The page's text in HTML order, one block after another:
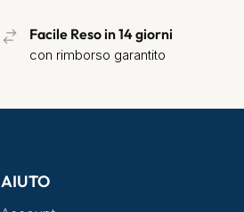
Facile Reso in 14 giorni
con rimborso garantito
AIUTO